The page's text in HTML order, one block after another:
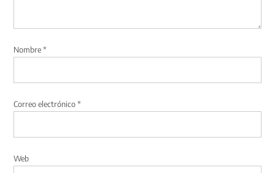
Nombre*
Correo electrónico*
Web